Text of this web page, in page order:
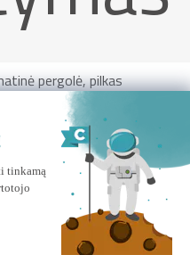
pergolė, pilkas
žaliuzėmis 4m
sandėlyje.